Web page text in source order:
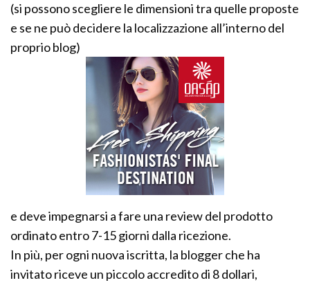
(si possono scegliere le dimensioni tra quelle proposte
e se ne può decidere la localizzazione all’interno del
proprio blog)
e deve impegnarsi a fare una review del prodotto
ordinato entro 7-15 giorni dalla ricezione.
In più, per ogni nuova iscritta, la blogger che ha
invitato riceve un piccolo accredito di 8 dollari,